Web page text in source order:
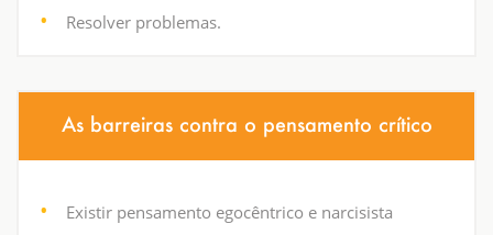
Resolver problemas.
As barreiras contra o pensamento crítico
Existir pensamento egocêntrico e narcisista